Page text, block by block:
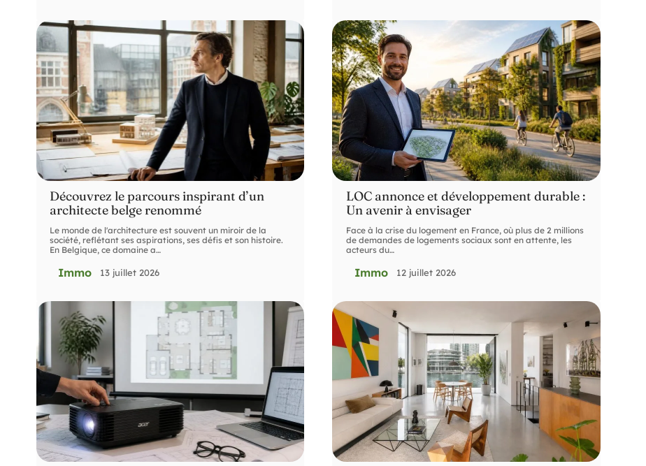
Découvrez le parcours inspirant d’un
architecte belge renommé
Le monde de l'architecture est souvent un miroir de la
société, reflétant ses aspirations, ses défis et son histoire.
En Belgique, ce domaine a…
Immo 13 juillet 2026
LOC annonce et développement durable :
Un avenir à envisager
Face à la crise du logement en France, où plus de 2 millions
de demandes de logements sociaux sont en attente, les
acteurs du…
Immo 12 juillet 2026